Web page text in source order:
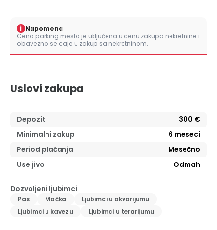
i Napomena
Cena parking mesta je uključena u cenu zakupa nekretnine i
obavezno se daje u zakup sa nekretninom.
Uslovi zakupa
Depozit
300 €
Minimalni zakup
6 meseci
Period plaćanja
Mesečno
Useljivo
Odmah
Dozvoljeni ljubimci
Pas Mačka
Ljubimci u akvarijumu
Ljubimci u kavezu
Ljubimci u terarijumu